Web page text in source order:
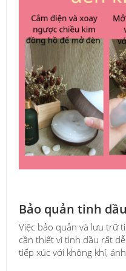
Bảo quản tinh
Việc bảo quản và lưu trữ
cần thiết vì tinh dầu rất
tiếp xúc với không khí,